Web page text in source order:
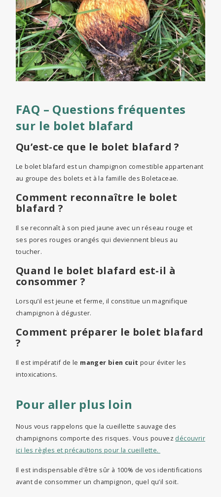
FAQ – Questions fréquentes
sur le bolet blafard
Qu’est-ce que le bolet blafard ?
Le bolet blafard est un champignon comestible appartenant
au groupe des bolets et à la famille des Boletaceae.
Comment reconnaître le bolet
blafard ?
Il se reconnaît à son pied jaune avec un réseau rouge et
ses pores rouges orangés qui deviennent bleus au
toucher.
Quand le bolet blafard est-il à
consommer ?
Lorsqu’il est jeune et ferme, il constitue un magnifique
champignon à déguster.
Comment préparer le bolet blafard
?
Il est impératif de le manger bien cuit pour éviter les
intoxications.
Pour aller plus loin
Nous vous rappelons que la cueillette sauvage des
champignons comporte des risques. Vous pouvez découvrir
ici les règles et précautions pour la cueillette.
Il est indispensable d’être sûr à 100% de vos identifications
avant de consommer un champignon, quel qu’il soit.